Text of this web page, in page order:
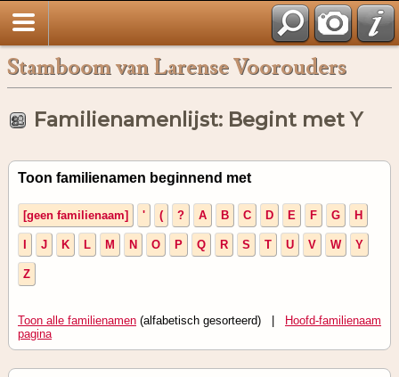
Stamboom van Larense Voorouders
Familienamenlijst: Begint met Y
Toon familienamen beginnend met
[geen familienaam] ' ( ? A B C D E F G H
I J K L M N O P Q R S T U V W Y
Z
Toon alle familienamen (alfabetisch gesorteerd) |
Hoofd-familienaam
pagina